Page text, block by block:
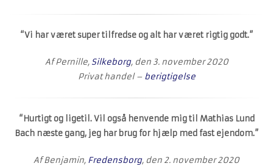
“Vi har været super tilfredse og alt har været rigtig godt.”
Af Pernille, Silkeborg, den 3. november 2020
Privat handel – berigtigelse
“Hurtigt og ligetil. Vil også henvende mig til Mathias Lund
Bach næste gang, jeg har brug for hjælp med fast ejendom.”
Af Benjamin, Fredensborg, den 2. november 2020